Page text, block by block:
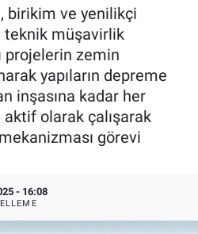
birikim ve yenilikçi
teknik müşavirlik
projelerin zemin
yapıların depreme
inşasına kadar her
olarak çalışarak
görevi
- 16:08